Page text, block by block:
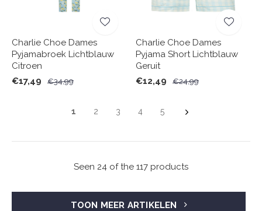
Charlie Choe Dames
Pyjamabroek Lichtblauw
Citroen
€17,49
€34,99
Charlie Choe Dames
Pyjama Short Lichtblauw
Geruit
€12,49
€24,99
1 2 3 4 5
Seen 24 of the 117 products
TOON MEER ARTIKELEN